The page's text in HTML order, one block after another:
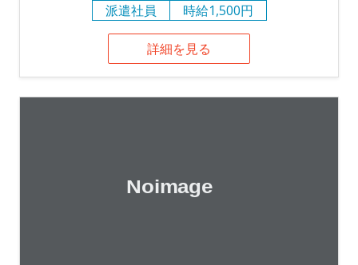
派遣社員
時給1,500円
詳細を見る